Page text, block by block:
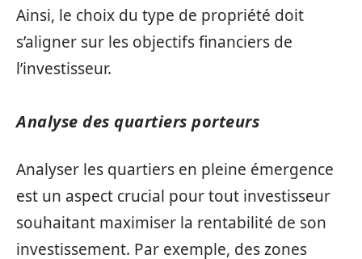
Ainsi, le choix du type de propriété doit
s’aligner sur les objectifs financiers de
l’investisseur.
Analyse des quartiers porteurs
Analyser les quartiers en pleine émergence
est un aspect crucial pour tout investisseur
souhaitant maximiser la rentabilité de son
investissement. Par exemple, des zones